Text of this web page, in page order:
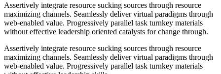
Assertively integrate resource sucking sources through resource
maximizing channels. Seamlessly deliver virtual paradigms through
web-enabled value. Progressively parallel task turnkey materials
without effective leadership oriented catalysts for change through.
Assertively integrate resource sucking sources through resource
maximizing channels. Seamlessly deliver virtual paradigms through
web-enabled value. Progressively parallel task turnkey materials